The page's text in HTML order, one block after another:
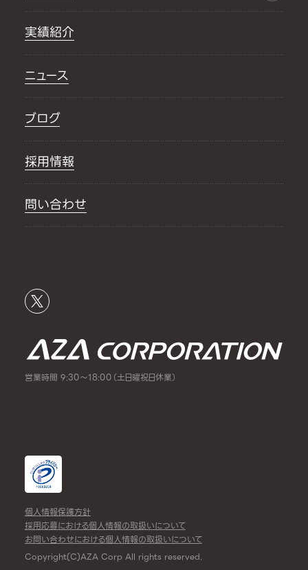
実績紹介
ニュース
ブログ
採用情報
問い合わせ
営業時間 9:30～18:00（土日曜祝日休業）
個人情報保護方針
採用応募における個人情報の取扱いについて
お問い合わせにおける個人情報の取扱いについて
Copyright(C)AZA Corp All rights reserved.